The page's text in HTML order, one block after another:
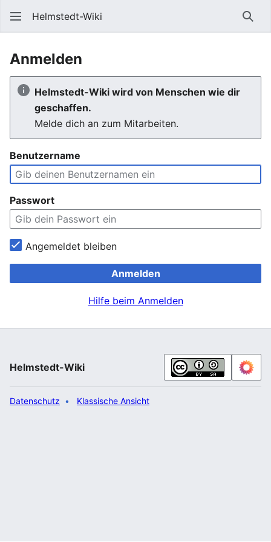
Helmstedt-Wiki
Anmelden
Helmstedt-Wiki wird von Menschen wie dir
geschaffen.
Melde dich an zum Mitarbeiten.
Benutzername
Passwort
Angemeldet bleiben
Anmelden
Hilfe beim Anmelden
Helmstedt-Wiki
Datenschutz Klassische Ansicht